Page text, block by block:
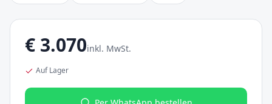
€ 3.070inkl. MwSt.
Auf Lager